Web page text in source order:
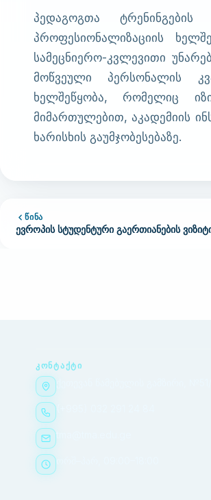
პედაგოგთა
პროფესიონალიზაციის
სამეცნიერო-კვლევითი
მოწვეული პერსონალის
ხელშეწყობა, რომელიც
მიმართულებით, აკადემიის
ხარისხის გაუმჯობესებაზე.
ᲬᲘᲜᲐ
ევროპის სტუდენტური გაერთიანების
ᲙᲝᲜᲢᲐᲥᲢᲘ